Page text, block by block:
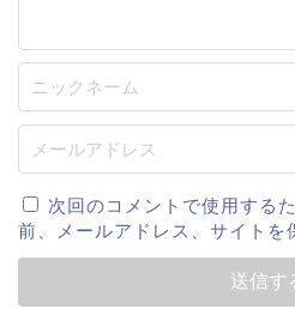
次回のコメントで使用する
前、メールアドレス、サイトを